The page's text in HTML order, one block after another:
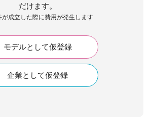
だけます。
成立した際に費用が発生します
モデルとして仮登録
企業として仮登録